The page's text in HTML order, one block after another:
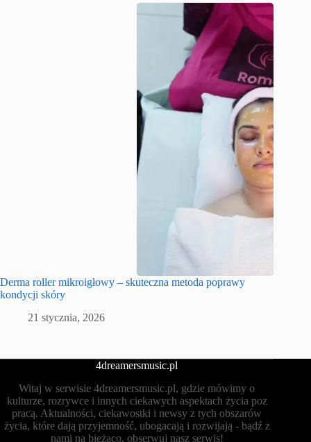
Derma roller mikroigłowy – skuteczna metoda poprawy
kondycji skóry
21 stycznia, 2026
4dreamersmusic.pl
Witaj w serwisie 4dreamersmusic.pl, gdzie mówimy o
kulturze, rozrywce i innych ciekawych aspektach życia poz
pracą. Aktualności, ciekawostki i newsy z tych obszarów
życia, które dają przyjemność, ubogacają i rozwijają - bądź z
nami na bieżąco, obserwuj nasz serwis!